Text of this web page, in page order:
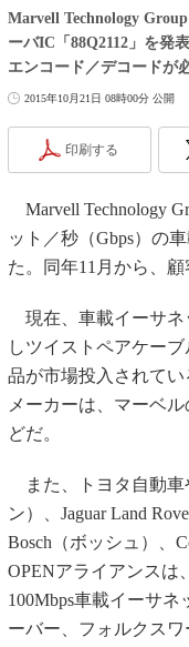
Marvell Technology
ーバIC「88Q2112」を発
エンコード／デコードが
2015年10月21日 08時00分 公開
印刷する
Marvell Technology
ット／秒（Gbps）の
た。同年11月から、
現在、車載イーサネ
しツイストペアケー
品が市場投入されて
メーカーは、マーベル
どだ。
また、トヨタ自動車
ン）、Jaguar Land
Bosch（ボッシュ）、
OPENアライアンスは
100Mbps車載イーサ
ーバー、フォルクス